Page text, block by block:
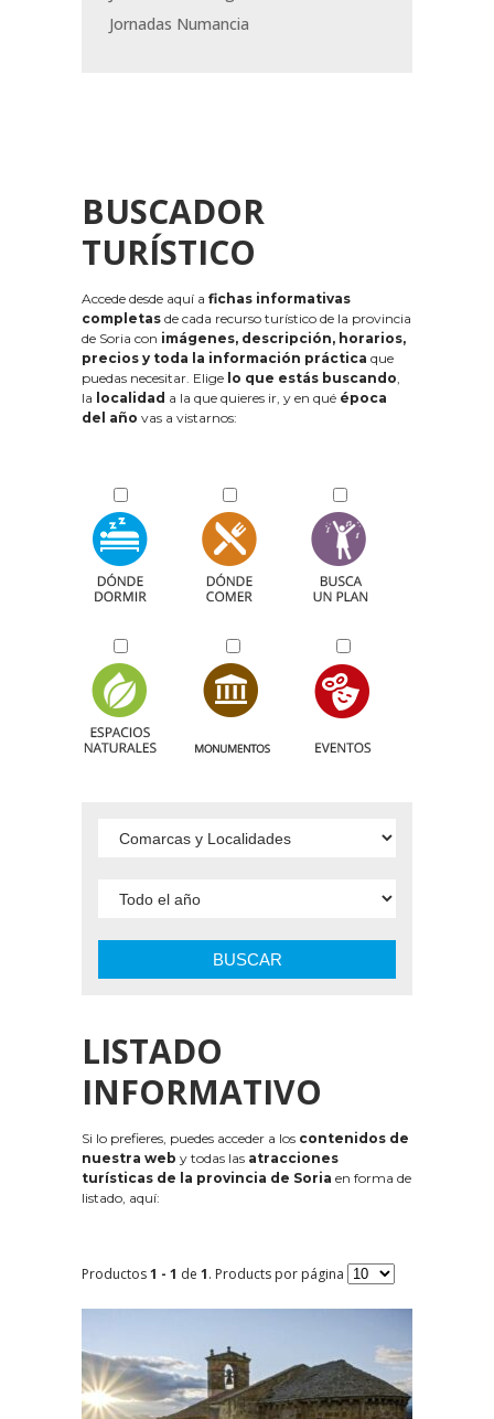
Jornadas Numancia
BUSCADOR
TURÍSTICO
Accede desde aquí a fichas informativas
completas de cada recurso turístico de la provincia
de Soria con imágenes, descripción, horarios,
precios y toda la información práctica que
puedas necesitar. Elige lo que estás buscando,
la localidad a la que quieres ir, y en qué época
del año vas a vistarnos:
BUSCAR
LISTADO
INFORMATIVO
Si lo prefieres, puedes acceder a los contenidos de
nuestra web y todas las atracciones
turísticas de la provincia de Soria en forma de
listado, aquí:
Productos1 - 1 de 1. Products por página